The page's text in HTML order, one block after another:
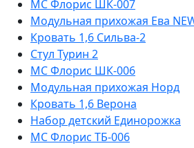
МС Флорис ШК-007
Модульная прихожая Ева
Кровать 1,6 Сильва-2
Стул Турин 2
МС Флорис ШК-006
Модульная прихожая Норд
Кровать 1,6 Верона
Набор детский Единорожка
МС Флорис ТБ-006